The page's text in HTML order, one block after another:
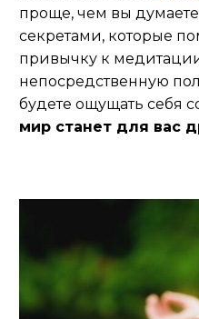
проще, чем вы
секретами, которые
привычку к
непосредственную
будете ощущать себя
мир станет для вас